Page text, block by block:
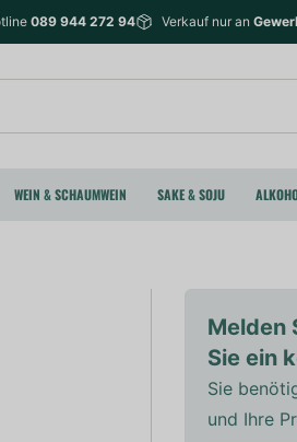
089 944 272 94 Verkauf nur an
WEIN & SCHAUMWEIN SAKE & SOJU
Melden
Sie ein
Sie
und Ihre